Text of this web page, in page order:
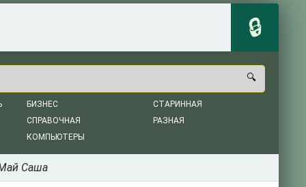
БИЗНЕС
СПРАВОЧНАЯ
КОМПЬЮТЕРЫ
СТАРИННАЯ
РАЗНАЯ
Саша